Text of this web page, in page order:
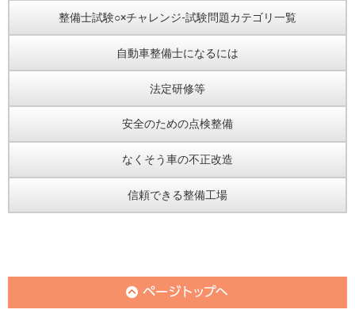
整備士試験○×チャレンジ-試験問題カテゴリ一覧
自動車整備士になるには
法定研修等
安全のための点検整備
なくそう車の不正改造
信頼できる整備工場